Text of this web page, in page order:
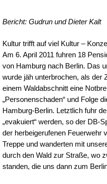
Bericht: Gudrun und Dieter Kalt
Kultur trifft auf viel Kultur –
Am 6. April 2011 fuhren 18
von Hamburg nach Berlin. Das
wurde jäh unterbrochen, als der
einem Waldabschnitt eine
„Personenschaden“ und Folge
Hamburg-Berlin. Letztlich fuhr
„evakuiert“ werden, so der DB-
der herbeigerufenen Feuerwehr
Treppe und wanderten mit
durch den Wald zur Straße, wo
standen, die uns dann zum